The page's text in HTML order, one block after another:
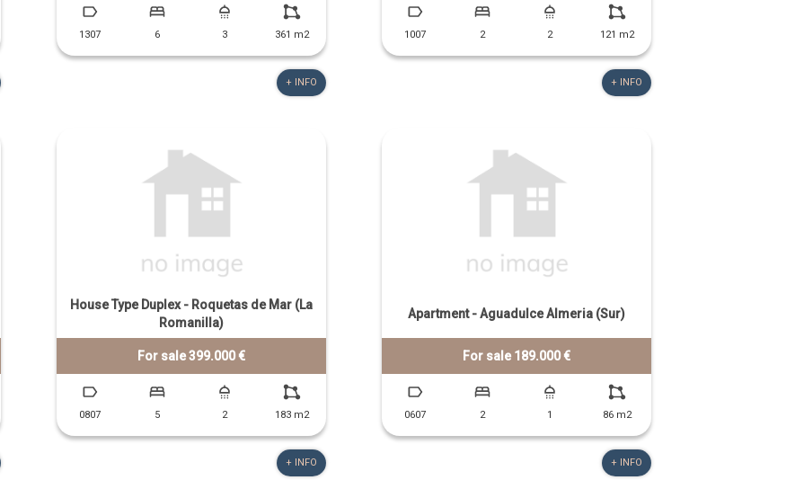
1307 6 3 361 m2
+ INFO
1007 2 2 121 m2
+ INFO
House Type Duplex - Roquetas de Mar (La
Romanilla)
For sale 399.000 €
0807 5 2 183 m2
+ INFO
Apartment - Aguadulce Almeria (Sur)
For sale 189.000 €
0607 2 1 86 m2
+ INFO